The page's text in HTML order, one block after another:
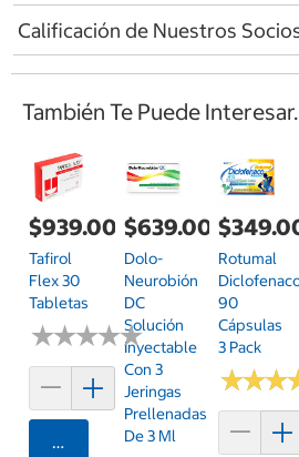
Calificación de Nuestros
También Te Puede
$939.00
Tafirol
Flex 30
Tabletas
★★★★★
★★★★★
Agregar
$639.00
Dolo-
Neurobión
DC
Solución
Inyectable
Con 3
Jeringas
Prellenadas
De 3 Ml
Rotumal
90
Cápsulas
3 Pack
★★★
★★★